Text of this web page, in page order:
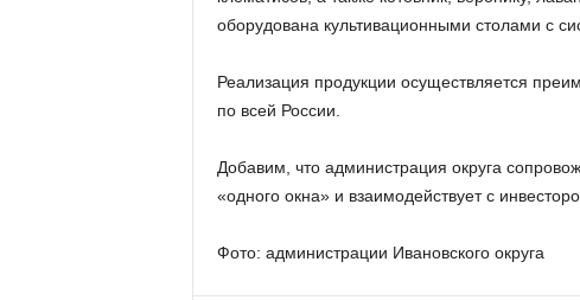
оборудована культивационными столами с
Реализация продукции осуществляется
по всей России.
Добавим, что администрация округа
«одного окна» и взаимодействует с
Фото: администрации Ивановского округа